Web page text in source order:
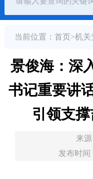
当前位置： 首页>机关
景俊海：深
书记重要讲
引领支
来源
发布时间